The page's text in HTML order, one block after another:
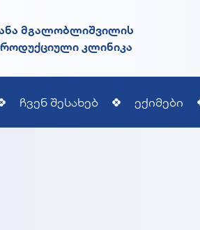
მგალობლიშვილის
კლინიკა
ჩვენ შესახებ ექიმები